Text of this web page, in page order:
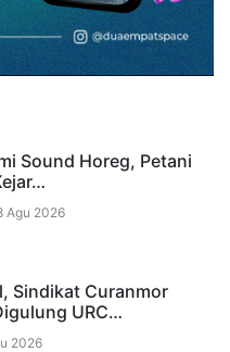
Sound Horeg, Petani
Agu 2026
Sindikat Curanmor
URC…
2026